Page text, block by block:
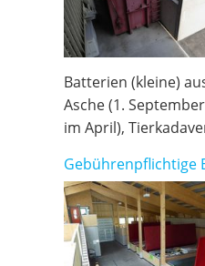
Batterien (kleine)
Asche (1.
im April),
Gebührenpflichtige